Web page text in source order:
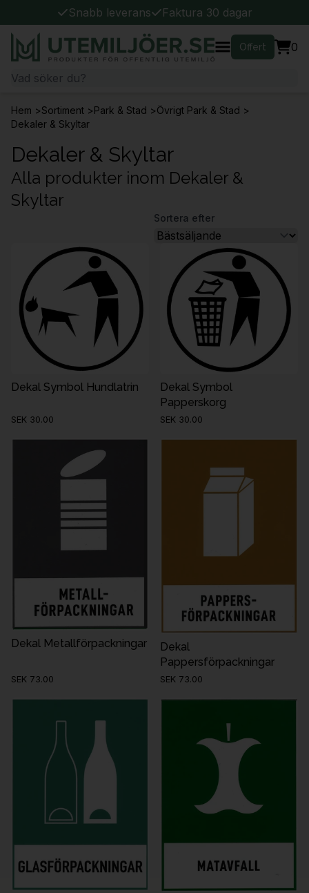
Snabb leverans Faktura 30 dagar
Offert 0
Hem >Sortiment >Park & Stad >Övrigt Park & Stad >
Dekaler & Skyltar
Dekaler & Skyltar
Alla produkter inom Dekaler &
Skyltar
Sortera efter
Dekal Symbol Hundlatrin
SEK 30.00
Dekal Symbol
Papperskorg
SEK 30.00
Dekal Metallförpackningar
SEK 73.00
Dekal
Pappersförpackningar
SEK 73.00